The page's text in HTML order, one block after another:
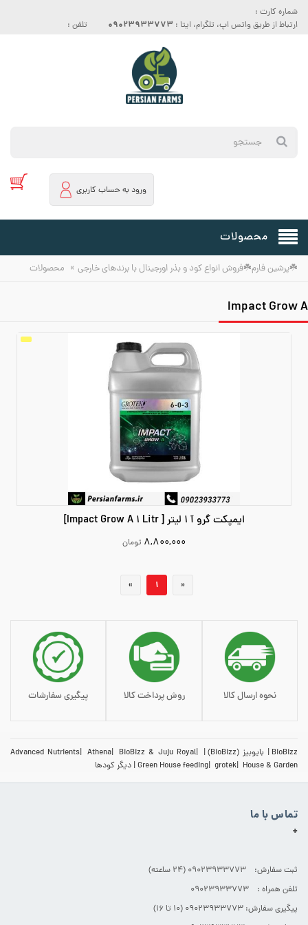
شماره کارت :
ارتباط از طریق واتس اپ، تلگرام، ایتا : 09023933773 تلفن :
ورود به حساب کاربری
محصولات
☘️پرشین فارم☘️فروش انواع کود و بذر اورجینال با برندهای خارجی » محصولات
Impact Grow A
ایمپکت گرو آ 1 لیتر [ Impact Grow A 1 Litr]
۸,۸۰۰,۰۰۰ تومان
افزودن به سبد خرید
«
1
»
نحوه ارسال کالا روش پرداخت کالا پیگیری سفارشات
BioBizz بایوبیز (BioBizz) Advanced Nutrients Athena
BioBizz & Juju Royal
Green House feeding grotek House & Garden دیگر کودها
تماس با ما
+
ثبت سفارش: 09023933773 (۲۴ ساعته)
تلفن همراه : 09023933773
پیگیری سفارش: 09023933773 (۱۰ تا ۱۶)